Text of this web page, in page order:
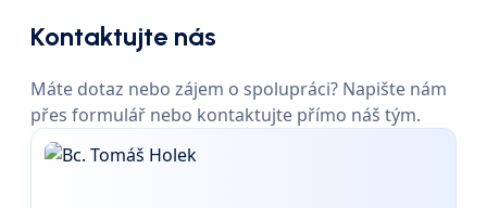
Kontaktujte nás
Máte dotaz nebo zájem o spolupráci? Napište nám
přes formulář nebo kontaktujte přímo náš tým.